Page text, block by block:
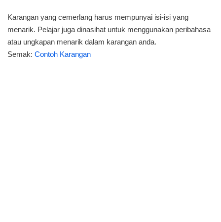
Karangan yang cemerlang harus mempunyai isi-isi yang
menarik. Pelajar juga dinasihat untuk menggunakan peribahasa
atau ungkapan menarik dalam karangan anda.
Semak: Contoh Karangan